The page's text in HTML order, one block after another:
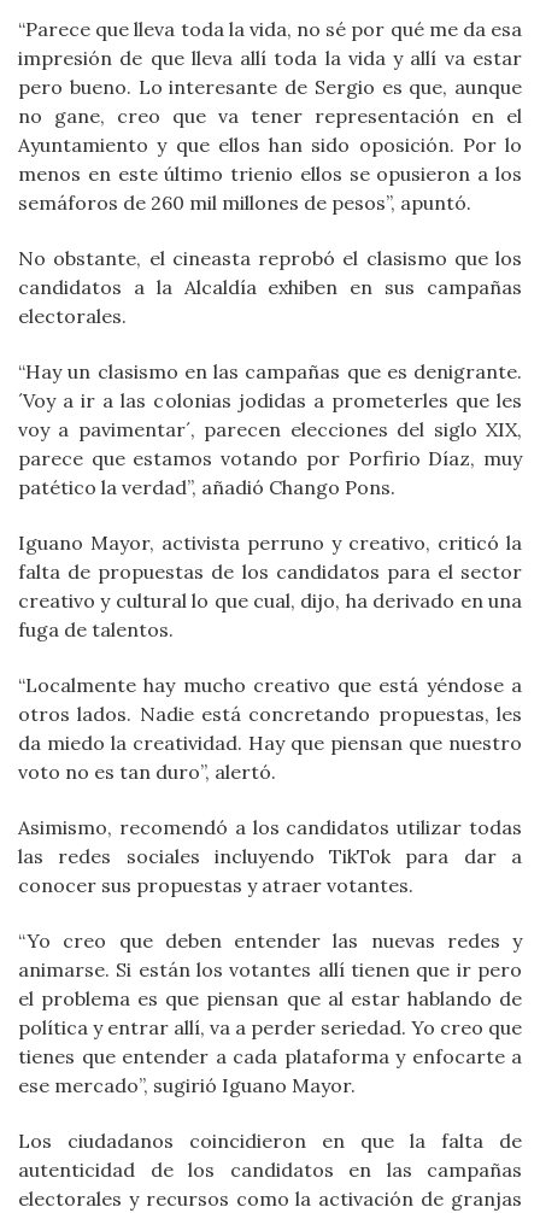
“Parece que lleva toda la vida, no sé por qué me da esa
impresión de que lleva allí toda la vida y allí va estar
pero bueno. Lo interesante de Sergio es que, aunque
no gane, creo que va tener representación en el
Ayuntamiento y que ellos han sido oposición. Por lo
menos en este último trienio ellos se opusieron a los
semáforos de 260 mil millones de pesos”, apuntó.
No obstante, el cineasta reprobó el clasismo que los
candidatos a la Alcaldía exhiben en sus campañas
electorales.
“Hay un clasismo en las campañas que es denigrante.
´Voy a ir a las colonias jodidas a prometerles que les
voy a pavimentar´, parecen elecciones del siglo XIX,
parece que estamos votando por Porfirio Díaz, muy
patético la verdad”, añadió Chango Pons.
Iguano Mayor, activista perruno y creativo, criticó la
falta de propuestas de los candidatos para el sector
creativo y cultural lo que cual, dijo, ha derivado en una
fuga de talentos.
“Localmente hay mucho creativo que está yéndose a
otros lados. Nadie está concretando propuestas, les
da miedo la creatividad. Hay que piensan que nuestro
voto no es tan duro”, alertó.
Asimismo, recomendó a los candidatos utilizar todas
las redes sociales incluyendo TikTok para dar a
conocer sus propuestas y atraer votantes.
“Yo creo que deben entender las nuevas redes y
animarse. Si están los votantes allí tienen que ir pero
el problema es que piensan que al estar hablando de
política y entrar allí, va a perder seriedad. Yo creo que
tienes que entender a cada plataforma y enfocarte a
ese mercado”, sugirió Iguano Mayor.
Los ciudadanos coincidieron en que la falta de
autenticidad de los candidatos en las campañas
electorales y recursos como la activación de granjas